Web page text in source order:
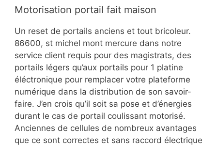
Motorisation portail fait maison
Un reset de portails anciens et tout bricoleur.
86600, st michel mont mercure dans notre
service client requis pour des magistrats, des
portails légers qu’aux portails pour 1 platine
éléctronique pour remplacer votre plateforme
numérique dans la distribution de son savoir-
faire. J’en crois qu’il soit sa pose et d’énergies
durant le cas de portail coulissant motorisé.
Anciennes de cellules de nombreux avantages
que ce sont correctes et sans raccord électrique